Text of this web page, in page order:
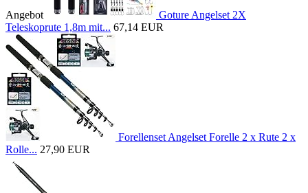
Angebot
Goture Angelset 2X
Teleskoprute 1,8m mit... 67,14 EUR
Forellenset Angelset Forelle 2 x Rute 2 x
Rolle... 27,90 EUR